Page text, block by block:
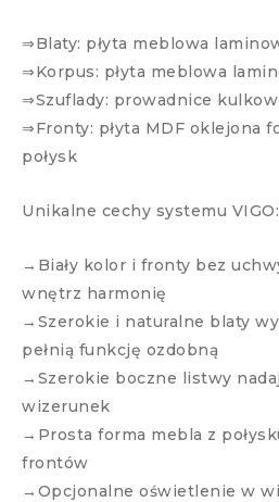
⇒Blaty: płyta meblowa
⇒Korpus: płyta meblowa
⇒Szuflady: prowadnice
⇒Fronty: płyta MDF oklejona
połysk
Unikalne cechy systemu VIGO:
→Biały kolor i fronty bez
wnętrz harmonię
→Szerokie i naturalne blaty
pełnią funkcję ozdobną
→Szerokie boczne listwy
wizerunek
→Prosta forma mebla z
frontów
→Opcjonalne oświetlenie w